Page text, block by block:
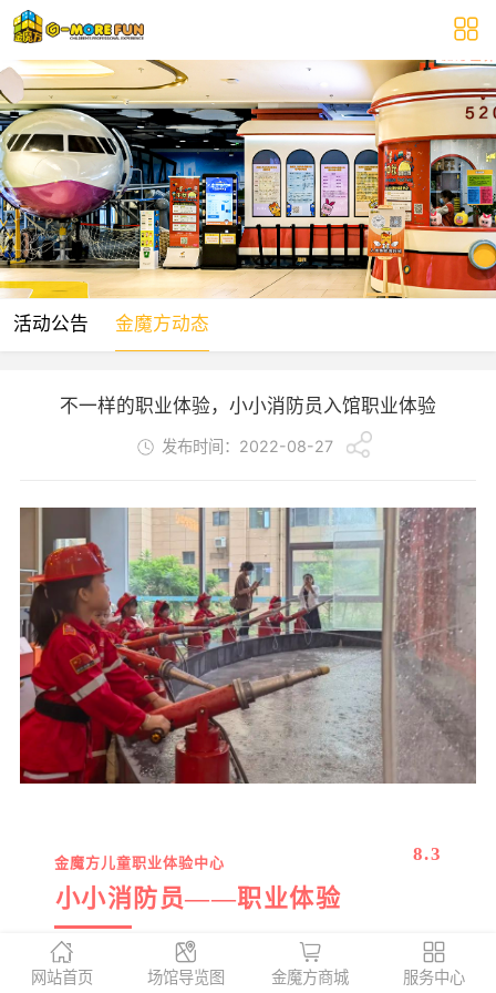
活动公告 金魔方动态
不一样的职业体验，小小消防员入馆职业体验
发布时间：2022-08-27
金魔方儿童职业体验中心 8.3
小小消防员——职业体验
2022年8月3日金魔方迎来了一批小小消防
员，他们着消防服，昂首挺胸，步履坚
网站首页 场馆导览图 金魔方商城 服务中心